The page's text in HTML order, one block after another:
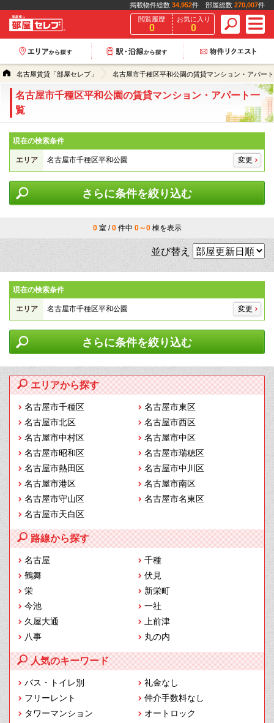
掲載物件総数 34,952件 部屋総数 270,007件
閲覧履歴
0
お気に入り
0
名古屋賃貸「部屋セレブ」 名古屋市千種区平和公園の賃貸マンション・アパー
名古屋市千種区平和公園の賃貸マンション・アパート一
覧
現在の検索条件
エリア 名古屋市千種区平和公園 変更
さらに条件を絞り込む
0室 /0件中 0～0棟を表示
並び替え
現在の検索条件
エリア 名古屋市千種区平和公園 変更
さらに条件を絞り込む
エリアから探す
名古屋市千種区
名古屋市東区
名古屋市北区
名古屋市西区
名古屋市中村区
名古屋市中区
名古屋市昭和区
名古屋市瑞穂区
名古屋市熱田区
名古屋市中川区
名古屋市港区
名古屋市南区
名古屋市守山区
名古屋市名東区
名古屋市天白区
路線から探す
名古屋
千種
鶴舞
伏見
栄
新栄町
今池
一社
久屋大通
上前津
八事
丸の内
人気のキーワード
バス・トイレ別
礼金なし
フリーレント
仲介手数料なし
タワーマンション
オートロック